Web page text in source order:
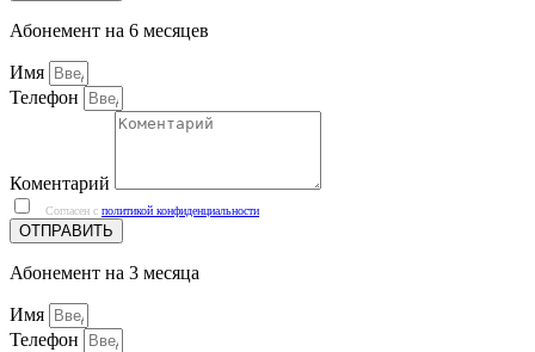
Абонемент на 6 месяцев
Имя
Телефон
Коментарий
Согласен с политикой конфиденциальности
ОТПРАВИТЬ
Абонемент на 3 месяца
Имя
Телефон